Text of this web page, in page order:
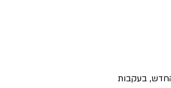
אשר מסדיר את מתווה הפיצויים החדש, בעקבות